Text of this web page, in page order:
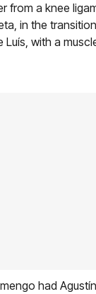
from a knee
in the
Luís, with a
had